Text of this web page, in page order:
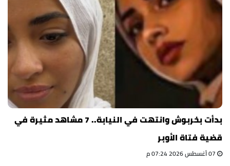
بدأت بخربوش وانتهت في النيابة.. 7 مشاهد مثيرة في
قضية فتاة الأوبر